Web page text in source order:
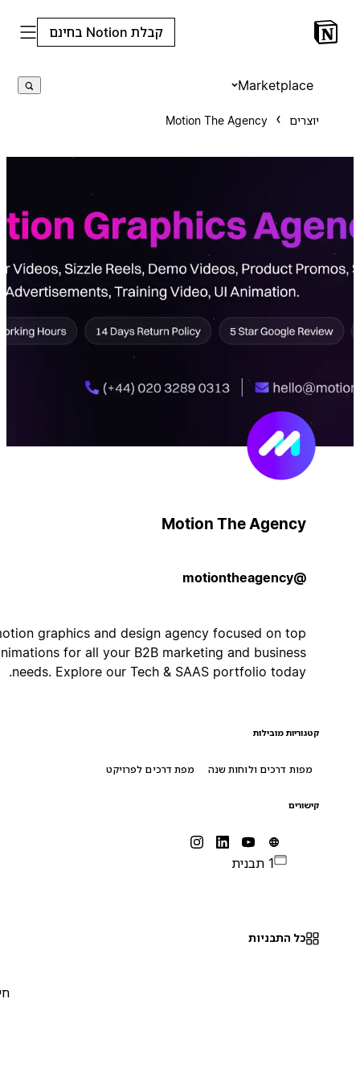
קבלת Notion בחינם
Marketplace
Motion The Agency
Motion The Agency
A motion graphics and design agency focused on top
tier animations for all your B2B marketing and business
needs. Explore our Tech & SAAS portfolio today.
קטגוריות מובילות
מפות דרכים ולוחות שנה מפת דרכים לפרויקט
כל התבניות
0